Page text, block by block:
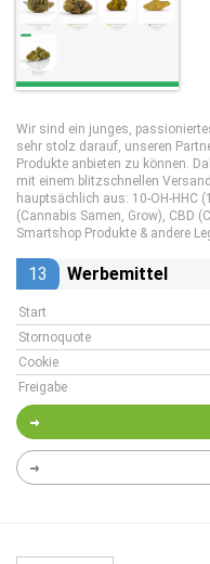
Wir sind ein junges,
sehr stolz darauf, unseren
Produkte anbieten zu können.
mit einem blitzschnellen
hauptsächlich aus: 10-OH-HHC
(Cannabis Samen, Grow), CBD
Smartshop Produkte & andere
13 Werbemittel
Start
Stornoquote
Cookie
Freigabe